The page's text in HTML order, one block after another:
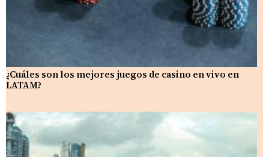
¿Cuáles son los mejores juegos de casino en vivo en
LATAM?